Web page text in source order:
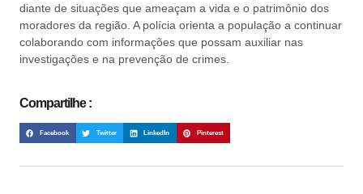
diante de situações que ameaçam a vida e o patrimônio dos
moradores da região. A polícia orienta a população a continuar
colaborando com informações que possam auxiliar nas
investigações e na prevenção de crimes.
Compartilhe :
Facebook Twitter LinkedIn Pinterest